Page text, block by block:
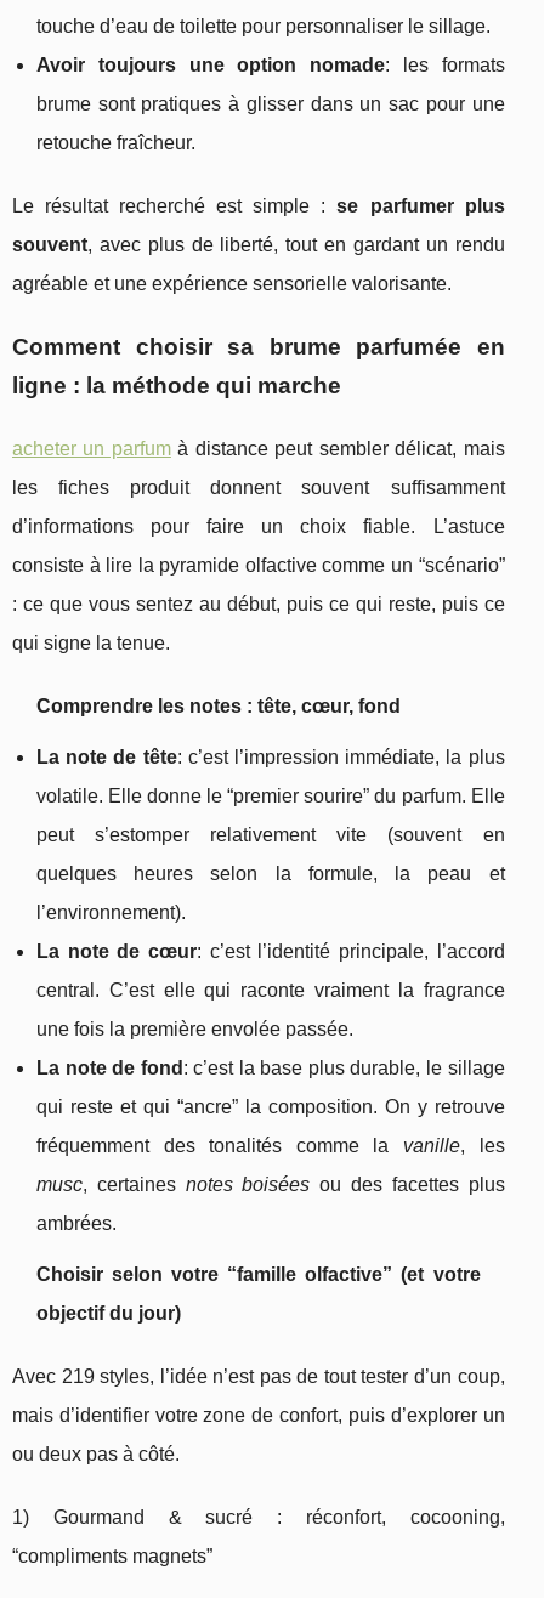
touche d’eau de toilette pour personnaliser le sillage.
Avoir toujours une option nomade: les formats
brume sont pratiques à glisser dans un sac pour une
retouche fraîcheur.
Le résultat recherché est simple :se parfumer plus
souvent, avec plus de liberté, tout en gardant un rendu
agréable et une expérience sensorielle valorisante.
Comment choisir sa brume parfumée en
ligne : la méthode qui marche
acheter un parfumà distance peut sembler délicat, mais
les fiches produit donnent souvent suffisamment
d’informations pour faire un choix fiable. L’astuce
consiste à lire la pyramide olfactive comme un “scénario”
: ce que vous sentez au début, puis ce qui reste, puis ce
qui signe la tenue.
Comprendre les notes : tête, cœur, fond
La note de tête: c’est l’impression immédiate, la plus
volatile. Elle donne le “premier sourire” du parfum. Elle
peut s’estomper relativement vite (souvent en
quelques heures selon la formule, la peau et
l’environnement).
La note de cœur: c’est l’identité principale, l’accord
central. C’est elle qui raconte vraiment la fragrance
une fois la première envolée passée.
La note de fond : c’est la base plus durable, le sillage
qui reste et qui “ancre” la composition. On y retrouve
fréquemment des tonalités comme la vanille, les
musc, certaines notes boisées ou des facettes plus
ambrées.
Choisir selon votre “famille olfactive” (et votre
objectif du jour)
Avec 219 styles, l’idée n’est pas de tout tester d’un coup,
mais d’identifier votre zone de confort, puis d’explorer un
ou deux pas à côté.
1) Gourmand & sucré : réconfort, cocooning,
“compliments magnets”